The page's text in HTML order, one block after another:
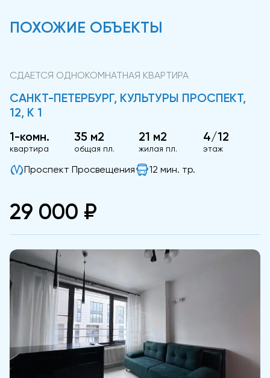
ПОХОЖИЕ ОБЪЕКТЫ
СДАЕТСЯ ОДНОКОМНАТНАЯ КВАРТИРА
САНКТ-ПЕТЕРБУРГ, КУЛЬТУРЫ ПРОСПЕКТ,
12, К 1
1-комн.
квартира
35 м2
общая пл.
21 м2
жилая пл.
4/12
этаж
Проспект Просвещения 12 мин. тр.
29 000 ₽